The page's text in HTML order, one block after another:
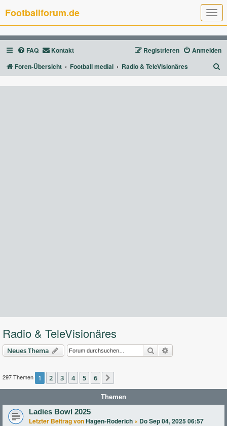
T
o
g
g
l
e
n
a
g
Footballforum.de
FAQ Kontakt Anmelden
Registrieren
Foren-Übersicht
Football medial Radio & TeleVisionäres
u
Radio & TeleVisionäres
Neues Thema Suche
297 Themen 1 2 3 4 5 6
Themen
Ladies Bowl 2025
Letzter Beitrag vonHagen-Roderich « Do Sep 04, 2025 06:57